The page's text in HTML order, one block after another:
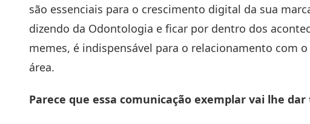
são essenciais para o crescimento digital da sua
dizendo da Odontologia e ficar por dentro dos
memes, é indispensável para o relacionamento com
área.
Parece que essa comunicação exemplar vai lhe